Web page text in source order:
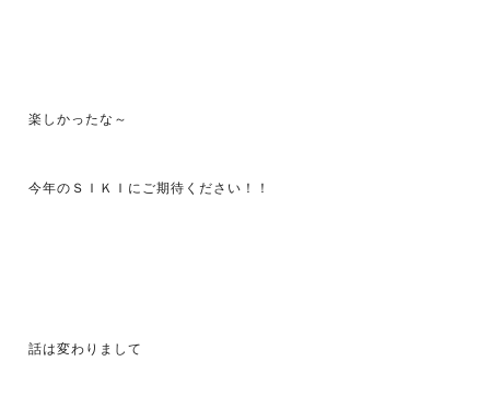
楽しかったな～
今年のＳＩＫＩにご期待ください！！
話は変わりまして